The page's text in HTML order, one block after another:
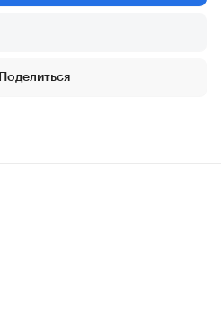
Поделиться